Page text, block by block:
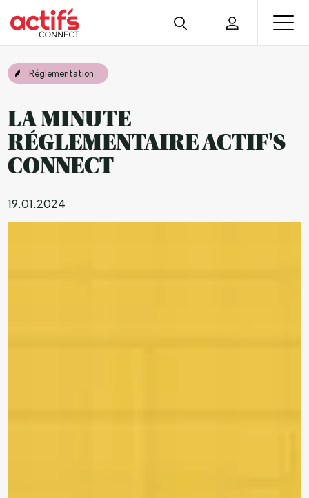
Réglementation
LA MINUTE
RÉGLEMENTAIRE ACTIF'S
CONNECT
19.01.2024